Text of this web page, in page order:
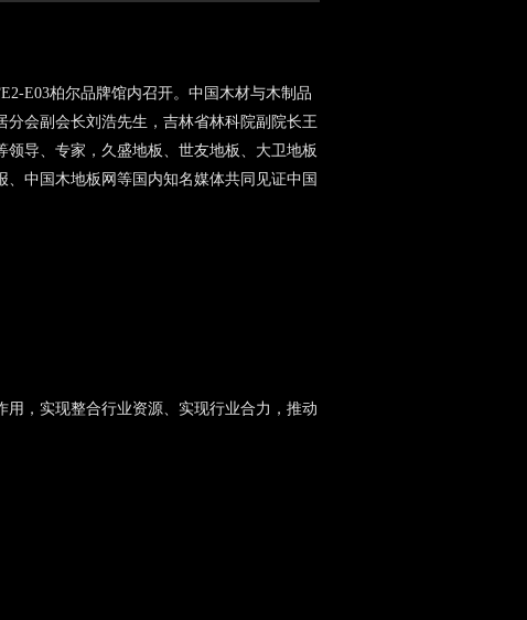
E03柏尔品牌馆内召开。中国木材与木制品
会副会长刘浩先生，吉林省林科院副院长王
导、专家，久盛地板、世友地板、大卫地板
中国木地板网等国内知名媒体共同见证中国
，实现整合行业资源、实现行业合力，推动